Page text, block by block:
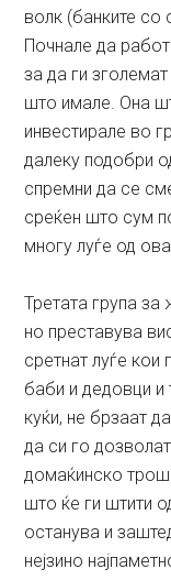
волк (банките со
Почнале да
за да ги
што имале. Она
инвестирале во
далеку подобри
спремни да се
среќен што сум
многу луѓе од
Третата група за
но преставува
сретнат луѓе кои
баби и дедовци и
куќи, не брзаат
да си го
домаќинско
што ќе ги штити
останува и
нејзино